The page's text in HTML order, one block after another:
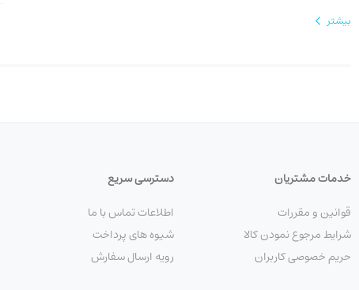
بیشتر
خدمات مشتریان
قوانین و مقررات
شرایط مرجوع نمودن کالا
حریم خصوصی کاربران
دسترسی سریع
اطلاعات تماس با ما
شیوه های پرداخت
رویه ارسال سفارش